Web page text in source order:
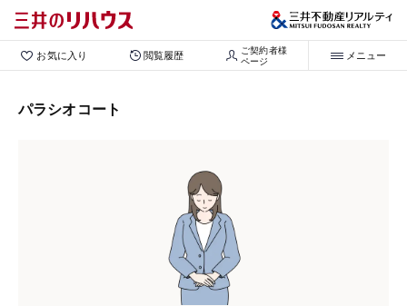
お気に入り 閲覧履歴
ご契約者様
ページ
メニュー
パラシオコート